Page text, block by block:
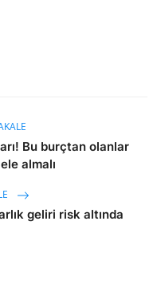
Bu burçtan olanlar
almalı
geliri risk altında